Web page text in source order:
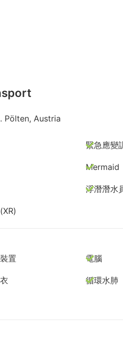
Pölten, Austria
緊急應變
Mermaid
浮潛潛水
置 電腦
循環水肺